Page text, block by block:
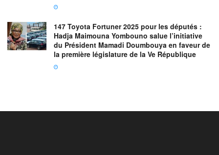
147 Toyota Fortuner 2025 pour les députés :
Hadja Maimouna Yombouno salue l’initiative
du Président Mamadi Doumbouya en faveur de
la première législature de la Ve République